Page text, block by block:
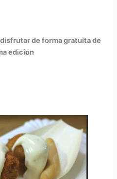
de forma gratuita de
edición